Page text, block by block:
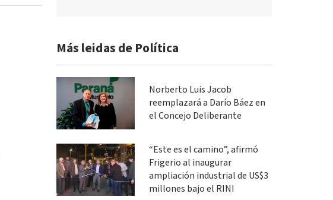
Más leidas de Política
Norberto Luis Jacob
reemplazará a Darío Báez en
el Concejo Deliberante
“Este es el camino”, afirmó
Frigerio al inaugurar
ampliación industrial de US$3
millones bajo el RINI